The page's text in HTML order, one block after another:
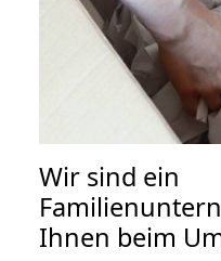
Wir sind ein
Ihnen beim